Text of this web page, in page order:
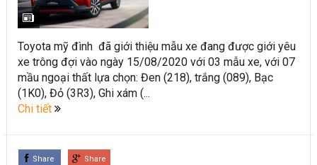
Toyota mỹ đình đã giới thiệu mẫu xe đang được giới yêu
xe trông đợi vào ngày 15/08/2020 với 03 mẫu xe, với 07
mầu ngoại thất lựa chọn: Đen (218), trắng (089), Bạc
(1K0), Đỏ (3R3), Ghi xám (...
Chi tiết
Share Share